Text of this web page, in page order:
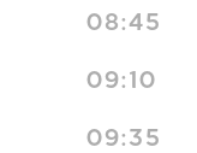
08:45
09:10
09:35